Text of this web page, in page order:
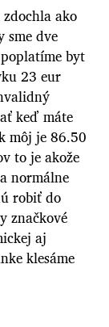
ako
sme dve
byt
23 eur
keď máte
môj je 86.50
to je akože
normálne
robiť do
značkové
aj
klesáme